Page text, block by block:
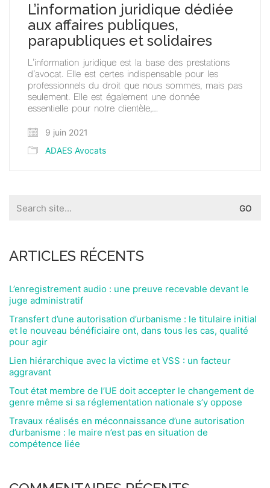
L’information juridique dédiée
aux affaires publiques,
parapubliques et solidaires
L’information juridique est la base des prestations
d’avocat. Elle est certes indispensable pour les
professionnels du droit que nous sommes, mais pas
seulement. Elle est également une donnée
essentielle pour notre clientèle,…
9 juin 2021
ADAES Avocats
for:
ARTICLES RÉCENTS
L’enregistrement audio : une preuve recevable devant le
juge administratif
Transfert d’une autorisation d’urbanisme : le titulaire initial
et le nouveau bénéficiaire ont, dans tous les cas, qualité
pour agir
Lien hiérarchique avec la victime et VSS : un facteur
aggravant
Tout état membre de l’UE doit accepter le changement de
genre même si sa réglementation nationale s’y oppose
Travaux réalisés en méconnaissance d’une autorisation
d’urbanisme : le maire n’est pas en situation de
compétence liée